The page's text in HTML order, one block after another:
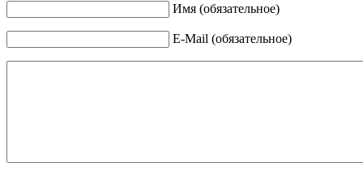
Имя (обязательное)
E-Mail (обязательное)